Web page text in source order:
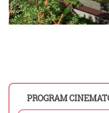
PROGRAM